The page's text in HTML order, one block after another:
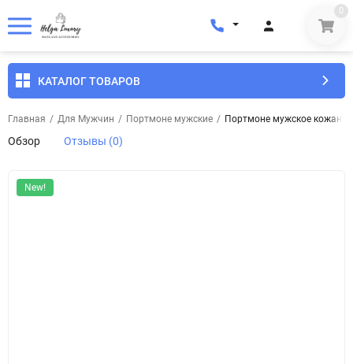
0
КАТАЛОГ ТОВАРОВ
Главная / Для Мужчин / Портмоне мужские / Портмоне мужское
Обзор Отзывы (0)
New!